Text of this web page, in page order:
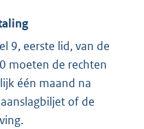
9, eerste lid, van de
moeten de rechten
één maand na
of de